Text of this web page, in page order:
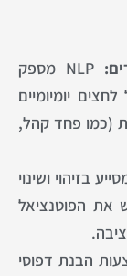
NLP מספק
יומיומיים
(כמו פחד קהל,
בזיהוי ושינוי
את הפוטנציאל
הבנת דפוסי